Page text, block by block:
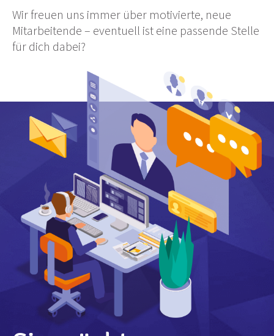
Wir freuen uns immer über motivierte, neue
Mitarbeitende – eventuell ist eine passende Stelle
für dich dabei?